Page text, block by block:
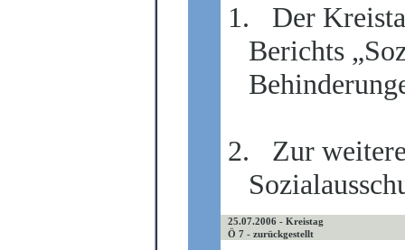
1.
Der
Berichts
2.
Zur
25.07.2006 - Kreistag
Ö 7 - zurückgestellt